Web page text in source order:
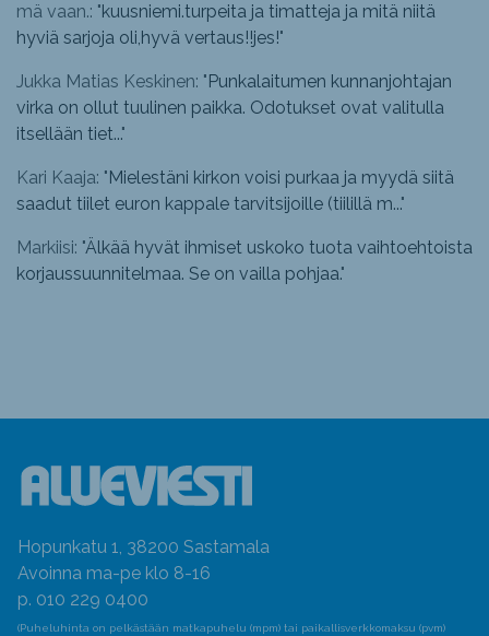
mä vaan.: "kuusniemi.turpeita ja timatteja ja mitä niitä
hyviä sarjoja oli,hyvä vertaus!!jes!"
Jukka Matias Keskinen: " Punkalaitumen kunnanjohtajan
virka on ollut tuulinen paikka. Odotukset ovat valitulla
itsellään tiet..."
Kari Kaaja: " Mielestäni kirkon voisi purkaa ja myydä siitä
saadut tiilet euron kappale tarvitsijoille (tiilillä m..."
Markiisi: "Älkää hyvät ihmiset uskoko tuota vaihtoehtoista
korjaussuunnitelmaa. Se on vailla pohjaa."
Hopunkatu 1, 38200 Sastamala
Avoinna ma-pe klo 8-16
p. 010 229 0400
(Puheluhinta on pelkästään matkapuhelu (mpm) tai paikallisverkkomaksu (pvm)